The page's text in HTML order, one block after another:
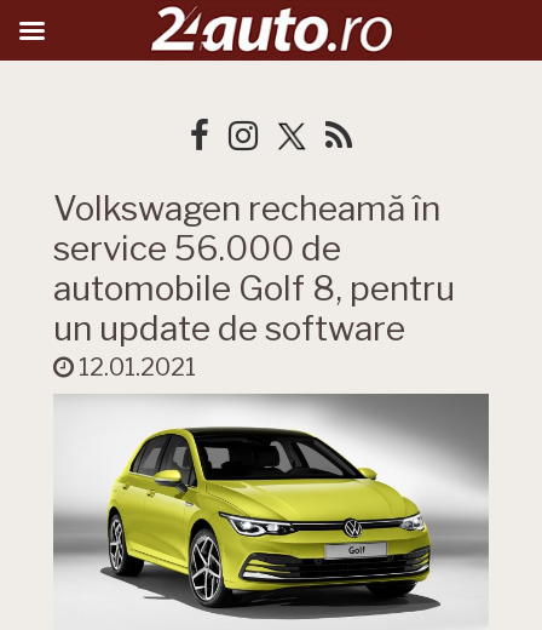
Volkswagen recheamă în
service 56.000 de
automobile Golf 8, pentru
un update de software
12.01.2021